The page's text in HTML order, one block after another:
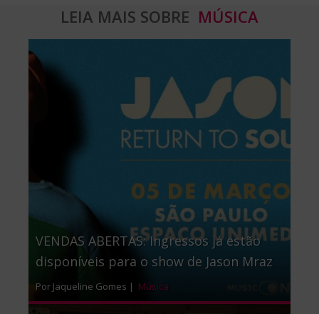
LEIA MAIS SOBRE MÚSICA
VENDAS ABERTAS: Ingressos já estão
disponíveis para o show de Jason Mraz
Por Jaqueline Gomes | Música